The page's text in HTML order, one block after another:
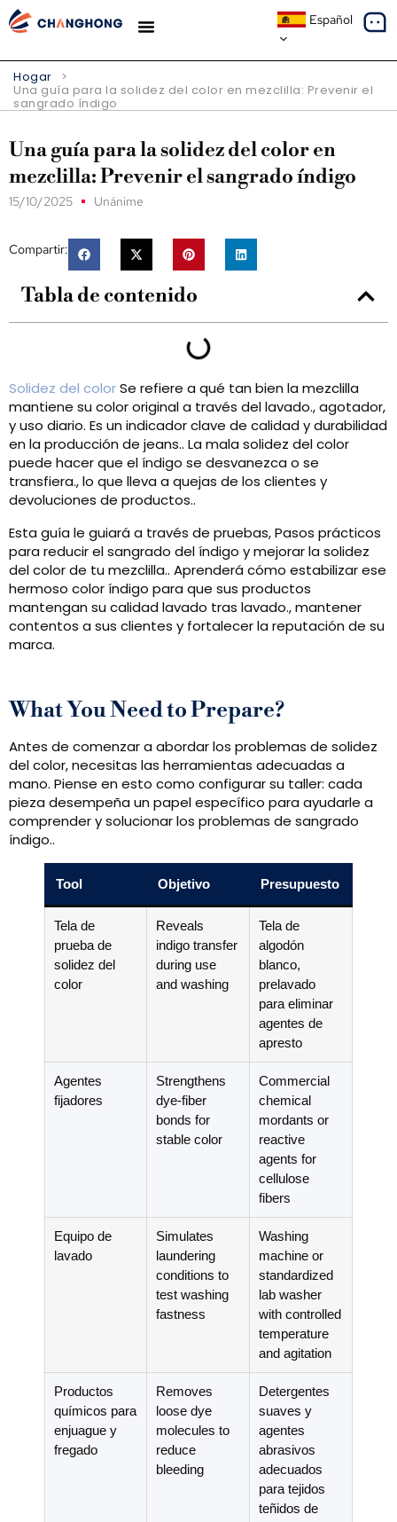
Español
Hogar >
Una guía para la solidez del color en mezclilla: Prevenir el
sangrado índigo
Una guía para la solidez del color en
mezclilla: Prevenir el sangrado índigo
15/10/2025 Unánime
Compartir:
Tabla de contenido
Solidez del colorSe refiere a qué tan bien la mezclilla
mantiene su color original a través del lavado., agotador,
y uso diario. Es un indicador clave de calidad y durabilidad
en la producción de jeans.. La mala solidez del color
puede hacer que el índigo se desvanezca o se
transfiera., lo que lleva a quejas de los clientes y
devoluciones de productos..
Esta guía le guiará a través de pruebas, Pasos prácticos
para reducir el sangrado del índigo y mejorar la solidez
del color de tu mezclilla.. Aprenderá cómo estabilizar ese
hermoso color índigo para que sus productos
mantengan su calidad lavado tras lavado., mantener
contentos a sus clientes y fortalecer la reputación de su
marca.
What You Need to Prepare?
Antes de comenzar a abordar los problemas de solidez
del color, necesitas las herramientas adecuadas a
mano. Piense en esto como configurar su taller: cada
pieza desempeña un papel específico para ayudarle a
comprender y solucionar los problemas de sangrado
índigo..
Tool Objetivo Presupuesto
Tela de
prueba de
solidez del
color
Reveals
indigo transfer
during use
and washing
Tela de
algodón
blanco,
prelavado
para eliminar
agentes de
apresto
Agentes
fijadores
Strengthens
dye-fiber
bonds for
stable color
Commercial
chemical
mordants or
reactive
agents for
cellulose
fibers
Equipo de
lavado
Simulates
laundering
conditions to
test washing
fastness
Washing
machine or
standardized
lab washer
with controlled
temperature
and agitation
Productos
químicos para
enjuague y
fregado
Removes
loose dye
molecules to
reduce
bleeding
Detergentes
suaves y
agentes
abrasivos
adecuados
para tejidos
teñidos de